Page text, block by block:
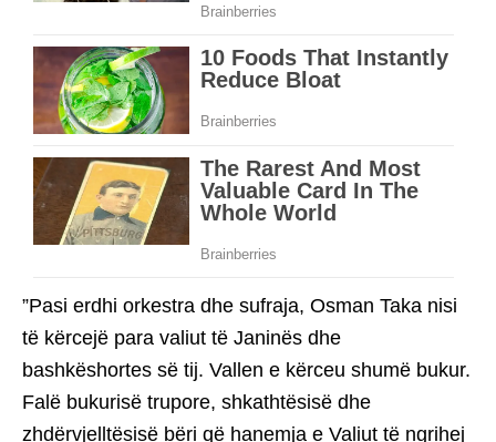
”Pasi erdhi orkestra dhe sufraja, Osman Taka nisi
të kërcejë para valiut të Janinës dhe
bashkëshortes së tij. Vallen e kërceu shumë bukur.
Falë bukurisë trupore, shkathtësisë dhe
zhdërvjelltësisë bëri që hanemja e Valiut të ngrihej